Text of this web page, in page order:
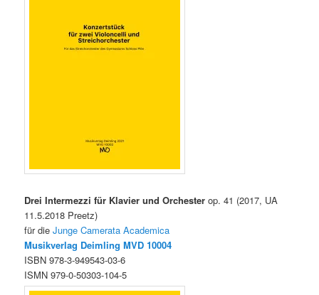
Drei Intermezzi für Klavier und Orchester op. 41 (2017, UA
11.5.2018 Preetz)
für dieJunge Camerata Academica
Musikverlag Deimling MVD 10004
ISBN 978-3-949543-03-6
ISMN 979-0-50303-104-5